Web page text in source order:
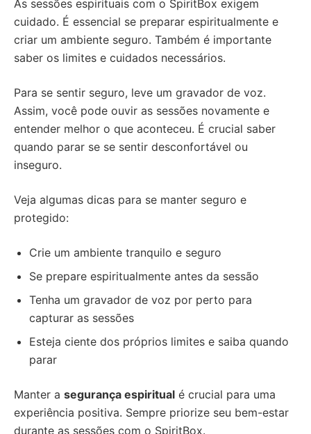
As sessões espirituais com o SpiritBox exigem
cuidado. É essencial se preparar espiritualmente e
criar um ambiente seguro. Também é importante
saber os limites e cuidados necessários.
Para se sentir seguro, leve um gravador de voz.
Assim, você pode ouvir as sessões novamente e
entender melhor o que aconteceu. É crucial saber
quando parar se se sentir desconfortável ou
inseguro.
Veja algumas dicas para se manter seguro e
protegido:
Crie um ambiente tranquilo e seguro
Se prepare espiritualmente antes da sessão
Tenha um gravador de voz por perto para
capturar as sessões
Esteja ciente dos próprios limites e saiba quando
parar
Manter a segurança espiritual é crucial para uma
experiência positiva. Sempre priorize seu bem-estar
durante as sessões com o SpiritBox.